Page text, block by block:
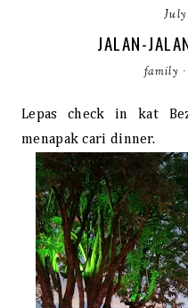
July
JALAN-
family ·
Lepas check in kat
menapak cari dinner.